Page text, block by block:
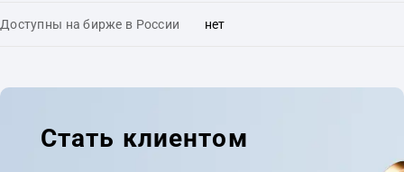
Доступны на бирже в России нет
Стать клиентом